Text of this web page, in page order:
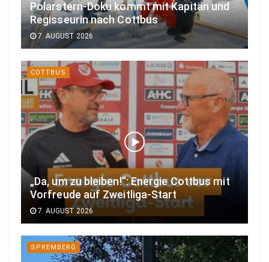
Polarstern-Doku kommt mit Kapitän und
Regisseurin nach Cottbus
7. AUGUST 2026
COTTBUS
„Da, um zu bleiben!“: Energie Cottbus mit
Vorfreude auf Zweitliga-Start
7. AUGUST 2026
SPREMBERG